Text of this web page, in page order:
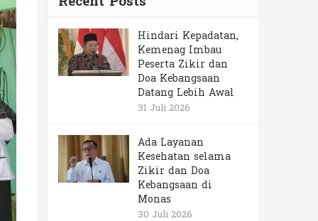
Hindari Kepadatan,
Kemenag Imbau
Peserta Zikir dan
Doa Kebangsaan
Datang Lebih Awal
31 Juli 2026
Ada Layanan
Kesehatan selama
Zikir dan Doa
Kebangsaan di
Monas
30 Juli 2026